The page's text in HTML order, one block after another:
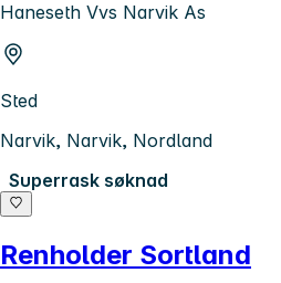
Haneseth Vvs Narvik As
Sted
Narvik, Narvik, Nordland
Superrask søknad
Renholder Sortland